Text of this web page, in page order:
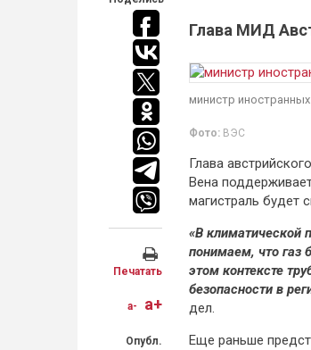
Печатать
a- a+
Опубл.
Глава МИД
министр
Фото: ВЭС
Глава
Вена
магистраль будет
«В климатической
понимаем, что газ
этом контексте
безопасности в
дел.
Еще раньше